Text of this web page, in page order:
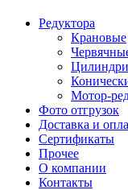
Редуктора
Крановые
Мотор-
Фото отгрузок
Доставка и
Сертификаты
Прочее
О компании
Контакты